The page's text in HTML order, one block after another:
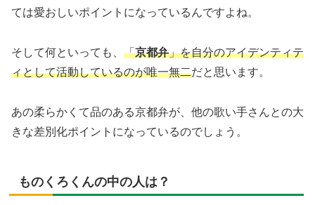
ては愛おしいポイントになっているんですよね。
そして何といっても、 「京都弁」を自分のアイデンティテ
ィとして活動しているのが唯一無二だと思います。
あの柔らかくて品のある京都弁が、他の歌い手さんとの大
きな差別化ポイントになっているのでしょう。
ものくろくんの中の人は？